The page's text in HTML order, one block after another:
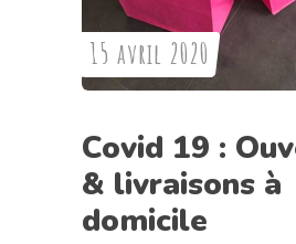
15 avril 2020
Covid 19 :
& livraisons à
domicile